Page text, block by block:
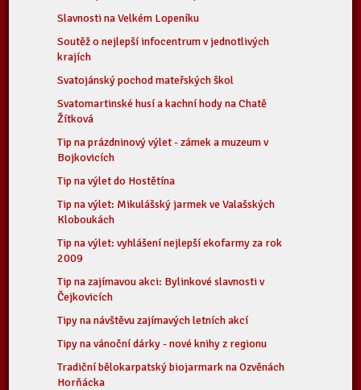
Slavnosti na Velkém Lopeníku
Soutěž o nejlepší infocentrum v jednotlivých
krajích
Svatojánský pochod mateřských škol
Svatomartinské husí a kachní hody na Chatě
Žítková
Tip na prázdninový výlet - zámek a muzeum v
Bojkovicích
Tip na výlet do Hostětína
Tip na výlet: Mikulášský jarmek ve Valašských
Kloboukách
Tip na výlet: vyhlášení nejlepší ekofarmy za rok
2009
Tip na zajímavou akci: Bylinkové slavnosti v
Čejkovicích
Tipy na návštěvu zajímavých letních akcí
Tipy na vánoční dárky - nové knihy z regionu
Tradiční bělokarpatský biojarmark na Ozvěnách
Horňácka